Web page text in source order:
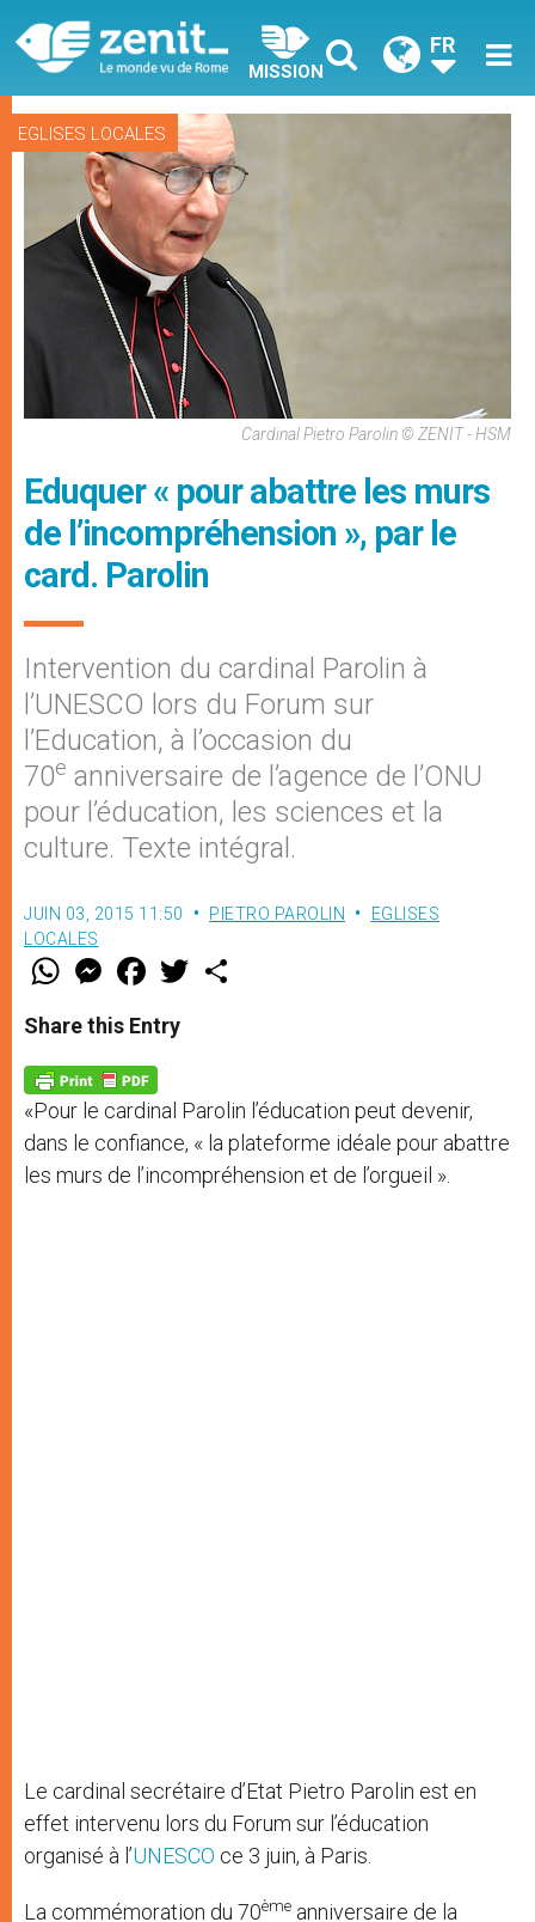
MISSION
FR
EGLISES LOCALES
Cardinal Pietro Parolin © ZENIT - HSM
Eduquer « pour abattre les murs
de l’incompréhension », par le
card. Parolin
Intervention du cardinal Parolin à
l’UNESCO lors du Forum sur
l’Education, à l’occasion du
70e anniversaire de l’agence de l’ONU
pour l’éducation, les sciences et la
culture. Texte intégral.
JUIN 03, 2015 11:50 PIETRO PAROLIN
EGLISES
LOCALES
W
t
s
p
p
M
e
s
e
g
e
r
F
a
e
b
o
k
w
Share this Entry
«Pour le cardinal Parolin l’éducation peut devenir,
dans le confiance, « la plateforme idéale pour abattre
les murs de l’incompréhension et de l’orgueil ».
Le cardinal secrétaire d’Etat Pietro Parolin est en
effet intervenu lors du Forum sur l’éducation
organisé à l’UNESCO ce 3 juin, à Paris.
La commémoration du 70ème anniversaire de la